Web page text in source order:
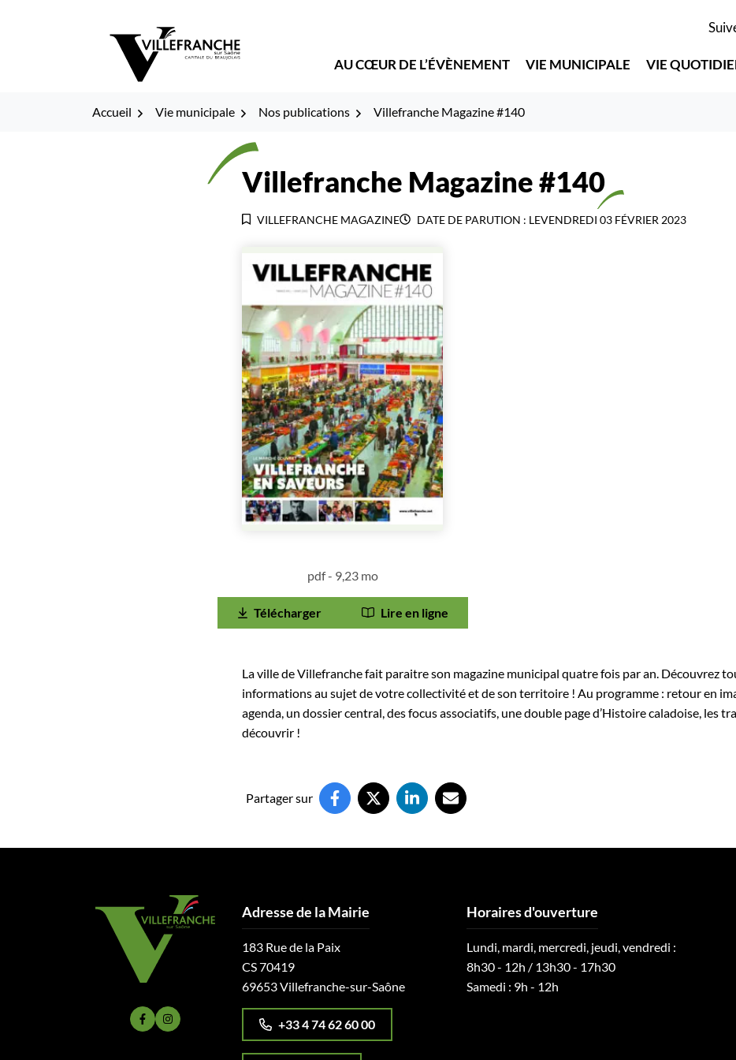
AU CŒUR DE L’ÉVÈNEMENT VIE MUNICIPALE VIE
Accueil Vie municipale Nos publications Villefranche Magazine #140
Villefranche Magazine #140
VILLEFRANCHE MAGAZINE DATE DE PARUTION : LEVENDREDI 03 FÉVRIER 2023
pdf - 9,23 mo
Télécharger Lire en ligne
La ville de Villefranche fait paraitre son magazine municipal quatre fois par an. Découvrez
informations au sujet de votre collectivité et de son territoire ! Au programme : retour en
agenda, un dossier central, des focus associatifs, une double page d’Histoire caladoise, les
découvrir !
Partager sur
Lien vers le compte Facebook
Lien vers le compte Instagram
Adresse de la Mairie
183 Rue de la Paix
CS 70419
69653 Villefranche-sur-Saône
+33 4 74 62 60 00
Horaires d'ouverture
Lundi, mardi, mercredi, jeudi, vendredi :
8h30 - 12h / 13h30 - 17h30
Samedi : 9h - 12h